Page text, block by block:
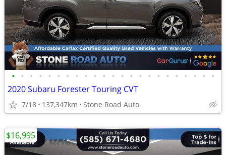
• • • • • • • • • • • • • • • • • • • • • • •
2020 Subaru Forester Touring CVT
7/18 137,347km Stone Road Auto
$16,995